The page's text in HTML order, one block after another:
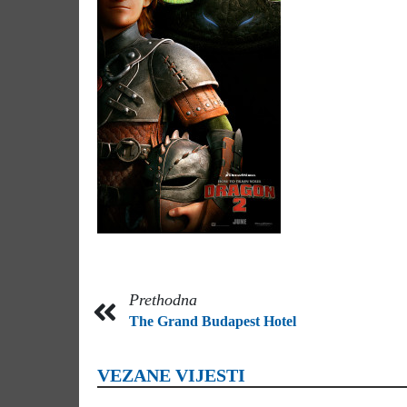
Prethodna
The Grand Budapest Hotel
VEZANE VIJESTI